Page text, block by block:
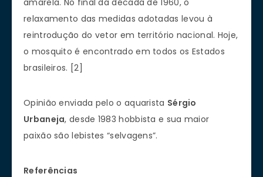
relaxamento das medidas adotadas levou à
reintrodução do vetor em território nacional. Hoje,
o mosquito é encontrado em todos os Estados
brasileiros. [2]
Opinião enviada pelo o aquarista Sérgio
Urbaneja, desde 1983 hobbista e sua maior
paixão são lebistes “selvagens”.
Referências